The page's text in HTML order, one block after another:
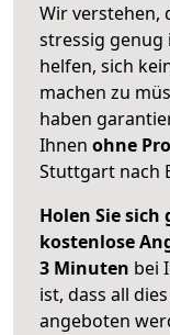
Wir verstehen,
stressig genug
helfen, sich
machen zu
haben
Ihnen ohne
Stuttgart nach
Holen Sie
kostenlose
3 Minuten bei
ist, dass all
angeboten